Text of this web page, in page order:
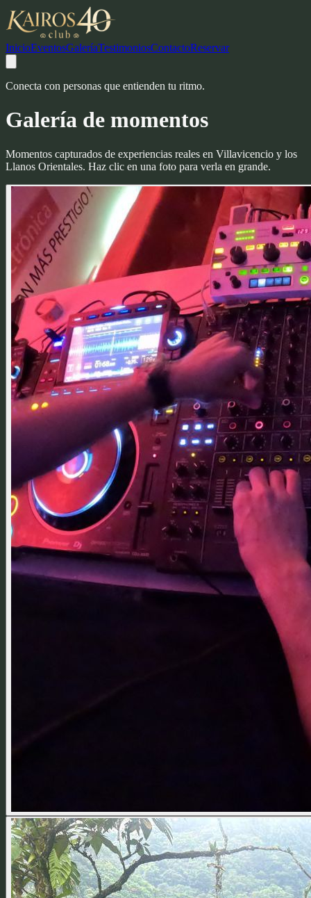
InicioEventosGaleríaTestimoniosContactoReservar
Conecta con personas que entienden tu ritmo.
Galería de momentos
Momentos capturados de experiencias reales en Villavicencio y los
Llanos Orientales. Haz clic en una foto para verla en grande.